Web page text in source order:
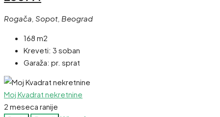
Rogača, Sopot, Beograd
168 m2
Kreveti: 3 soban
Garaža: pr. sprat
Moj Kvadrat nekretnine
2 meseca ranije